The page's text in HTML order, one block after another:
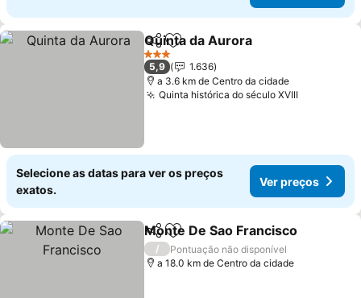
PartilharAdicionar aos favoritos
Quinta da Aurora
3 Estrelas
5,9
1.636
a 3.6 km de Centro da cidade
Quinta histórica do século XVIII
Selecione as datas para ver os preços
exatos.
Ver preços
PartilharAdicionar aos favoritos
Monte De Sao Francisco
/
Pontuação não disponível
a 18.0 km de Centro da cidade